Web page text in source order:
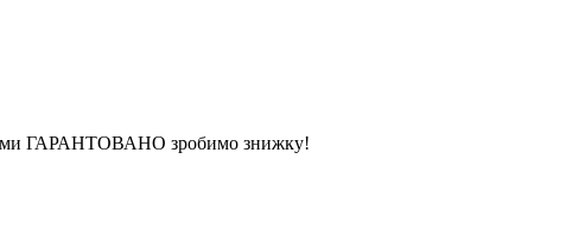
ми ГАРАНТОВАНО зробимо знижку!